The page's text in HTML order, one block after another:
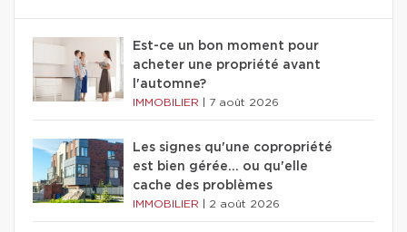
Est-ce un bon moment pour
acheter une propriété avant
l'automne?
IMMOBILIER 7 août 2026
Les signes qu'une copropriété
est bien gérée… ou qu'elle
cache des problèmes
IMMOBILIER 2 août 2026